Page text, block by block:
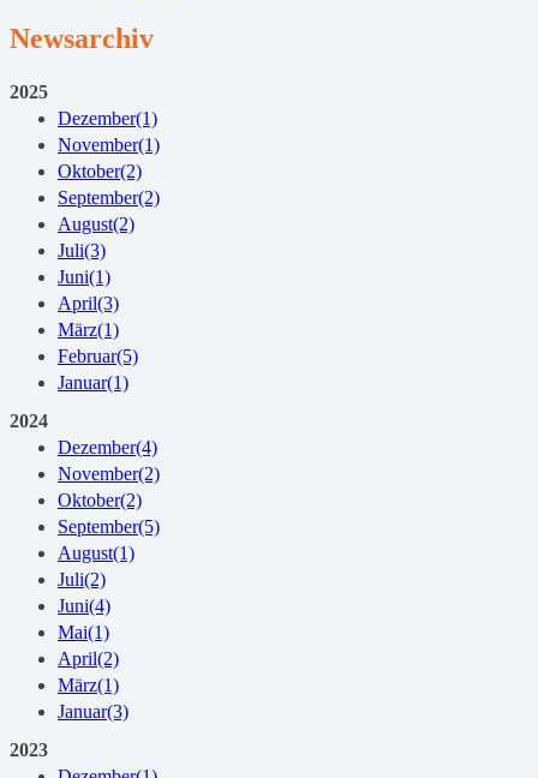
Newsarchiv
2025
Dezember(1)
November(1)
Oktober(2)
September(2)
August(2)
Juli(3)
Juni(1)
April(3)
März(1)
Februar(5)
Januar(1)
2024
Dezember(4)
November(2)
Oktober(2)
September(5)
August(1)
Juli(2)
Juni(4)
Mai(1)
April(2)
März(1)
Januar(3)
2023